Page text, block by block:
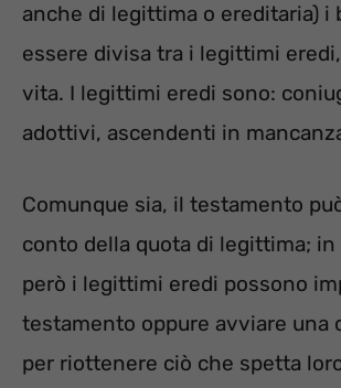
anche di legittima o ereditaria) i
essere divisa tra i legittimi
vita. I legittimi eredi sono:
adottivi, ascendenti in
Comunque sia, il testamento
conto della quota di legittima; in
però i legittimi eredi possono
testamento oppure avviare una
per riottenere ciò che spetta